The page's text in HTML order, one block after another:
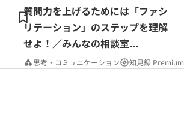
質問力を上げるためには「ファシ
リテーション」のステップを理解
せよ！／みんなの相談室
Premium
思考・コミュニケーション 知見録 Premium